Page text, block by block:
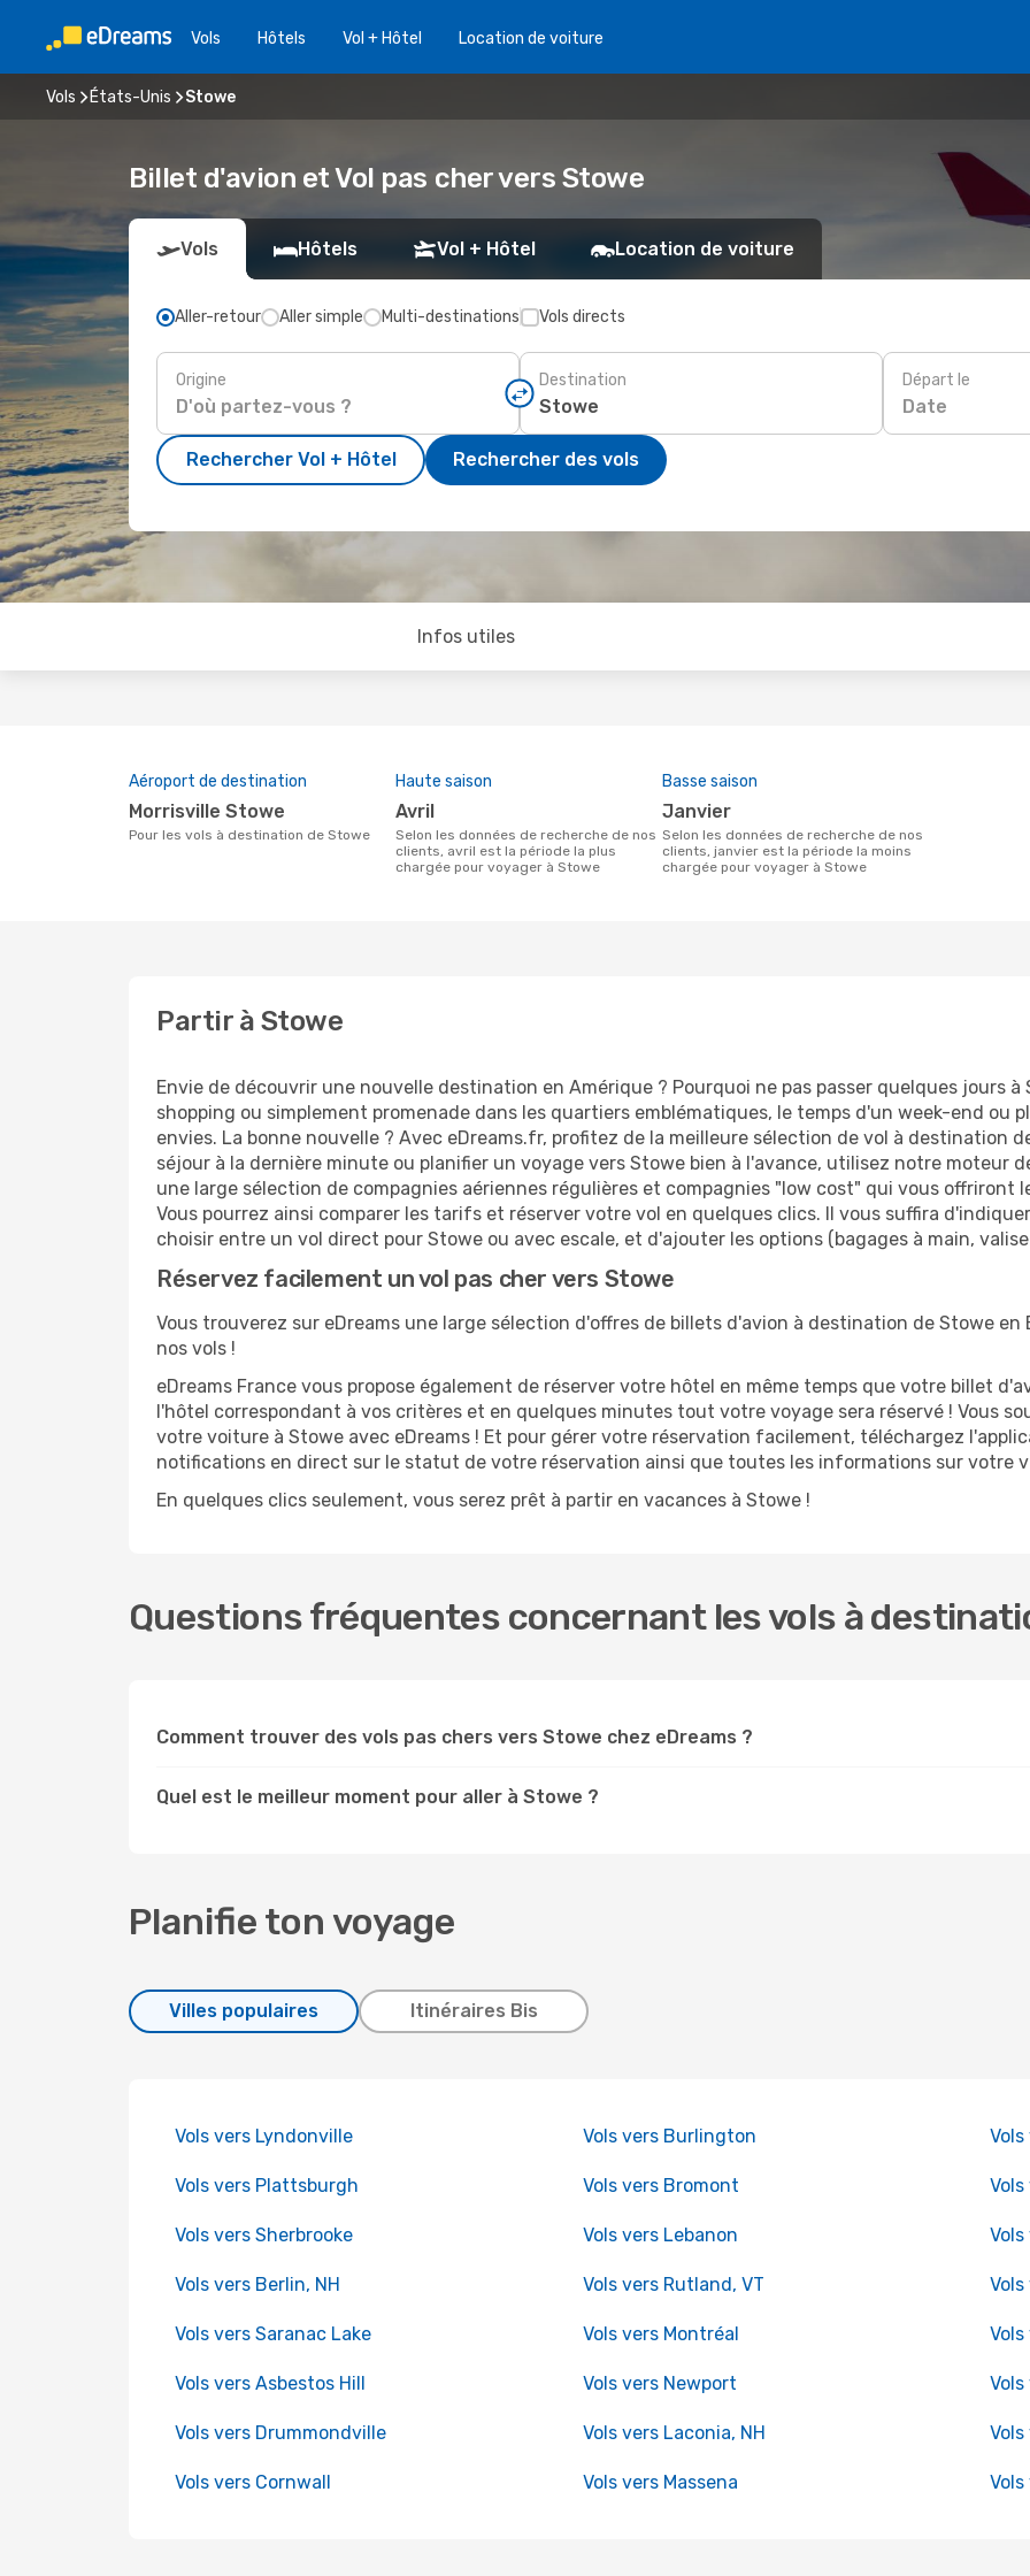
Vols Hôtels Vol + Hôtel Location de voiture
Vols États-Unis Stowe
Billet d'avion et Vol pas cher vers Stowe
Vols Hôtels Vol + Hôtel Location de voiture
Aller-retour Aller simple Multi-destinations Vols directs
Origine Destination Départ le
Date
Rechercher Vol + Hôtel Rechercher des vols
Infos utiles
Aéroport de destination
Morrisville Stowe
Pour les vols à destination de Stowe
Haute saison
avril
Selon les données de recherche de nos
clients, avril est la période la plus
chargée pour voyager à Stowe
Basse saison
janvier
Selon les données de recherche de nos
clients, janvier est la période la moins
chargée pour voyager à Stowe
Partir à Stowe
Envie de découvrir une nouvelle destination en Amérique ? Pourquoi ne pas passer quelques jours
shopping ou simplement promenade dans les quartiers emblématiques, le temps d'un week-end ou
envies. La bonne nouvelle ? Avec eDreams.fr, profitez de la meilleure sélection de vol à destination
séjour à la dernière minute ou planifier un voyage vers Stowe bien à l'avance, utilisez notre moteur
une large sélection de compagnies aériennes régulières et compagnies "low cost" qui vous offriront
Vous pourrez ainsi comparer les tarifs et réserver votre vol en quelques clics. Il vous suffira
choisir entre un vol direct pour Stowe ou avec escale, et d'ajouter les options (bagages à main,
Réservez facilement un vol pas cher vers Stowe
Vous trouverez sur eDreams une large sélection d'offres de billets d'avion à destination de Stowe
nos vols !
eDreams France vous propose également de réserver votre hôtel en même temps que votre billet
l'hôtel correspondant à vos critères et en quelques minutes tout votre voyage sera réservé ! Vous
votre voiture à Stowe avec eDreams ! Et pour gérer votre réservation facilement, téléchargez
notifications en direct sur le statut de votre réservation ainsi que toutes les informations sur votre
En quelques clics seulement, vous serez prêt à partir en vacances à Stowe !
Questions fréquentes concernant les vols à
Comment trouver des vols pas chers vers Stowe chez eDreams ?
Quel est le meilleur moment pour aller à Stowe ?
Planifie ton voyage
Villes populaires Itinéraires Bis
Vols vers Lyndonville Vols vers Burlington
Vols vers Plattsburgh Vols vers Bromont
Vols vers Sherbrooke Vols vers Lebanon
Vols vers Berlin, NH Vols vers Rutland, VT
Vols vers Saranac Lake Vols vers Montréal
Vols vers Asbestos Hill Vols vers Newport
Vols vers Drummondville Vols vers Laconia, NH Vols
Vols vers Cornwall Vols vers Massena Vols